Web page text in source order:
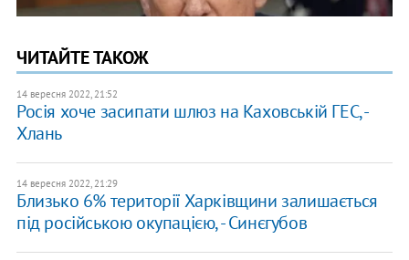
ЧИТАЙТЕ ТАКОЖ
14 вересня 2022, 21:52
Росія хоче засипати шлюз на Каховській ГЕС, -
Хлань
14 вересня 2022, 21:29
Близько 6% території Харківщини залишається
під російською окупацією, - Синєгубов